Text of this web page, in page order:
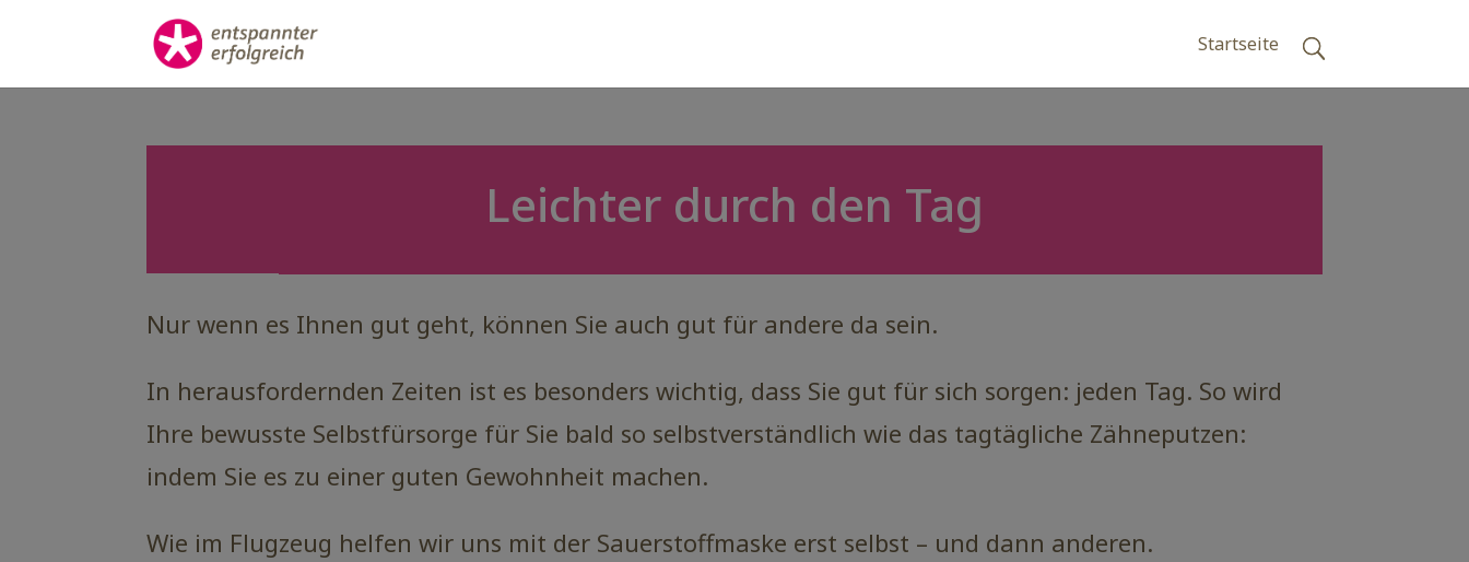
Startseite
Leichter durch den Tag
Nur wenn es Ihnen gut geht, können Sie auch gut für andere da sein.
In herausfordernden Zeiten ist es besonders wichtig, dass Sie gut für sich sorgen: jeden Tag. So wird
Ihre bewusste Selbstfürsorge für Sie bald so selbstverständlich wie das tagtägliche Zähneputzen:
indem Sie es zu einer guten Gewohnheit machen.
Wie im Flugzeug helfen wir uns mit der Sauerstoffmaske erst selbst – und dann anderen.